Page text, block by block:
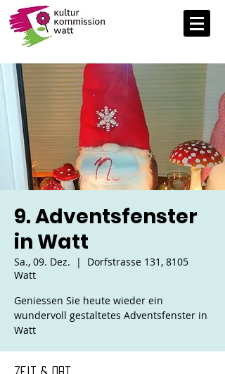
9. Adventsfenster
in Watt
Sa., 09. Dez.
  |
Dorfstrasse 131, 8105
Watt
Geniessen Sie heute wieder ein
wundervoll gestaltetes Adventsfenster in